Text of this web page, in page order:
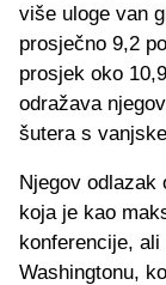
više uloge van
prosječno 9,2
prosjek oko
odražava
šutera s
Njegov odlazak
koja je kao
konferencije,
Washingtonu,